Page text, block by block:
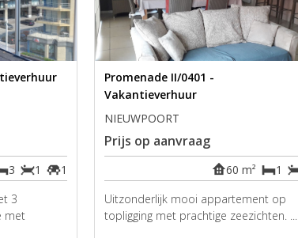
1
1
3
3
met
Promenade II/0401 -
Vakantieverhuur
NIEUWPOORT
Prijs op aanvraag
1
60 m²
Uitzonderlijk mooi appartement op
topligging met prachtige zeezichten. ...